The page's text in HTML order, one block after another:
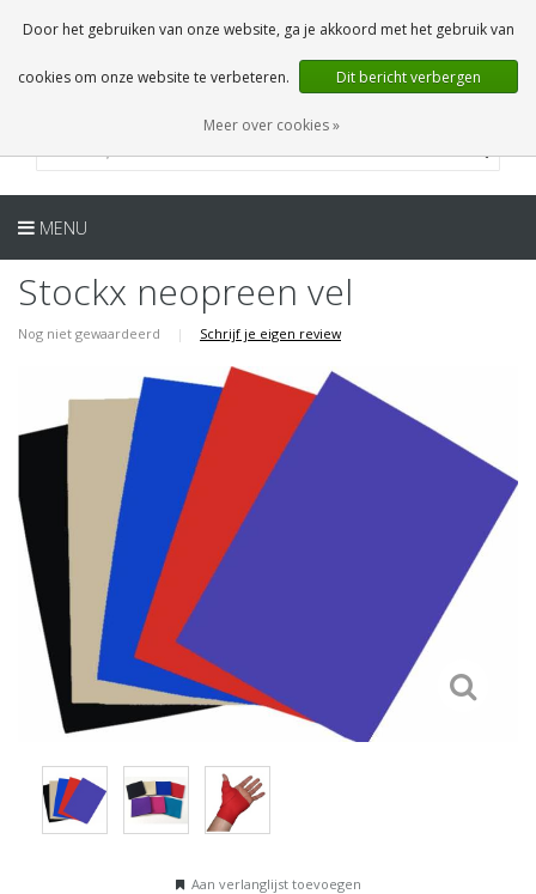
0 Artikelen
NL
MENU
Stockx neopreen vel
Nog niet gewaardeerd | Schrijf je eigen review
Aan verlanglijst toevoegen
Door het gebruiken van onze website, ga je akkoord met het gebruik van
cookies om onze website te verbeteren. Dit bericht verbergen
Meer over cookies »